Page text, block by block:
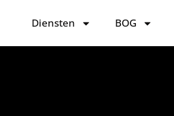
Diensten BOG